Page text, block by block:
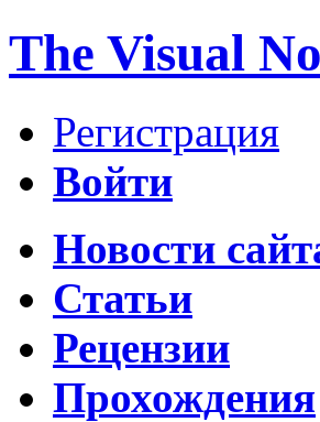
The Visual
Регистрация
Войти
Новости
Статьи
Рецензии
Прохождения